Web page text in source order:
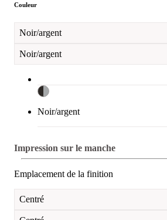
Couleur
Noir/argent
Noir/argent
Noir/argent
Impression sur le manche
Emplacement de la finition
Centré